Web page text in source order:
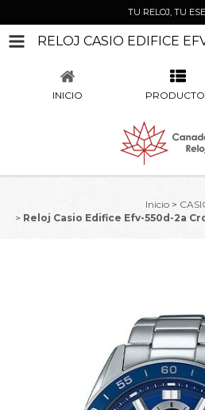
TU RELOJ, TU
INICIO
Inicio >
> Reloj Casio Edifice Efv-550d-2a